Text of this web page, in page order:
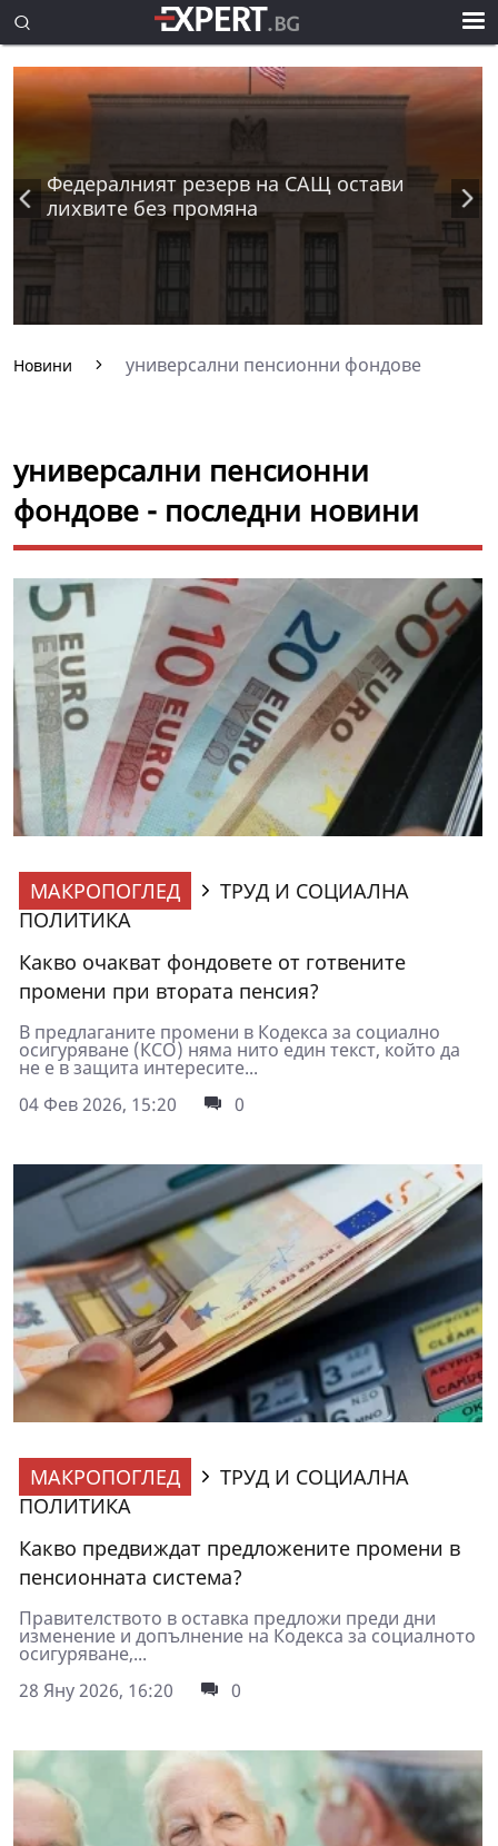
Федералният резерв на САЩ остави
лихвите без промяна
Новини универсални пенсионни фондове
универсални пенсионни
фондове - последни новини
МАКРОПОГЛЕД
ТРУД И СОЦИАЛНА
ПОЛИТИКА
Какво очакват фондовете от готвените
промени при втората пенсия?
В предлаганите промени в Кодекса за социално
осигуряване (КСО) няма нито един текст, който да
не е в защита интересите...
04 Фев 2026, 15:20
0
МАКРОПОГЛЕД
ТРУД И СОЦИАЛНА
ПОЛИТИКА
Какво предвиждат предложените промени в
пенсионната система?
Правителството в оставка предложи преди дни
изменение и допълнение на Кодекса за социалното
осигуряване,...
28 Яну 2026, 16:20
0